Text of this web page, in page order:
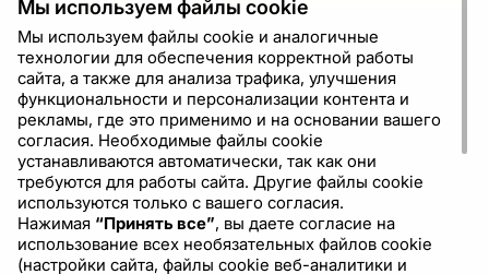
RU USD - US Dollar ($)
Мы используем файлы cookie
Мы используем файлы cookie и аналогичные
технологии для обеспечения корректной работы
сайта, а также для анализа трафика, улучшения
функциональности и персонализации контента и
рекламы, где это применимо и на основании вашего
согласия. Необходимые файлы cookie
устанавливаются автоматически, так как они
требуются для работы сайта. Другие файлы cookie
используются только с вашего согласия.
Нажимая “Принять все”, вы даете согласие на
использование всех необязательных файлов cookie
(настройки сайта, файлы cookie веб-аналитики и